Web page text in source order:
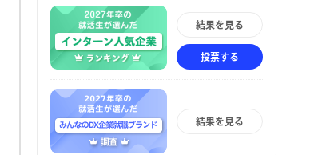
結果を見る
投票する
結果を見る